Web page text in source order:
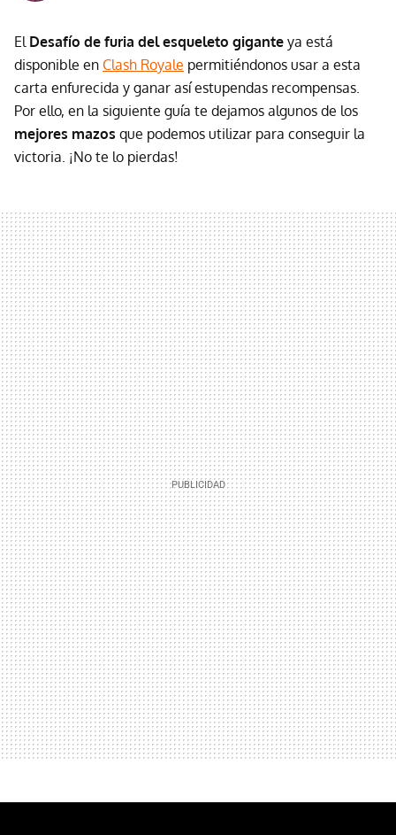
El Desafío de furia del esqueleto gigante ya está
disponible en Clash Royale permitiéndonos usar a esta
carta enfurecida y ganar así estupendas recompensas.
Por ello, en la siguiente guía te dejamos algunos de los
mejores mazos que podemos utilizar para conseguir la
victoria. ¡No te lo pierdas!